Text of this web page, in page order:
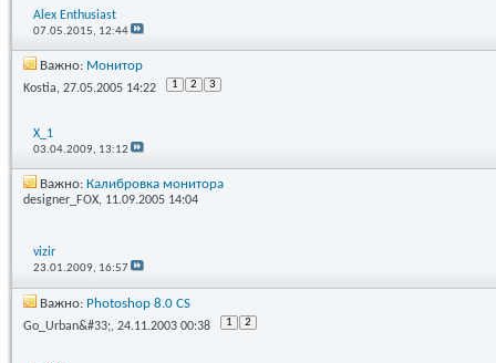
Alex Enthusiast
07.05.2015, 12:44
Важно: Монитор
Kostia, 27.05.2005 14:22 1 2 3
X_1
03.04.2009, 13:12
Важно: Калибровка монитора
designer_FOX, 11.09.2005 14:04
vizir
23.01.2009, 16:57
Важно: Photoshop 8.0 CS
Go_Urban&#33;, 24.11.2003 00:38 1 2